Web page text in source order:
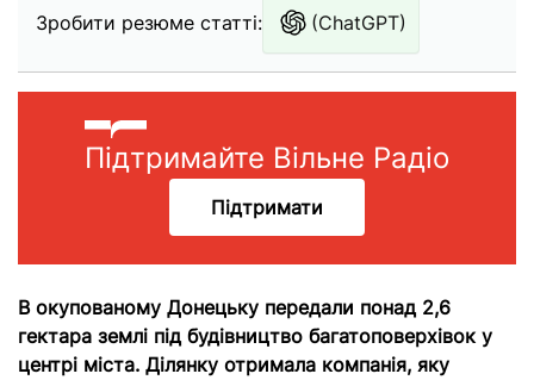
Зробити резюме статті: (ChatGPT)
Підтримайте Вільне Радіо
Підтримати
В окупованому Донецьку передали понад 2,6
гектара землі під будівництво багатоповерхівок у
центрі міста. Ділянку отримала компанія, яку